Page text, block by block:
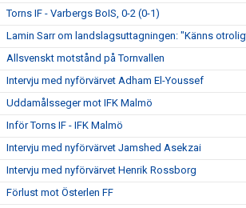
Torns IF - Varbergs BoIS, 0-2 (0-1)
Lamin Sarr om landslagsuttagningen: "Känns
Allsvenskt motstånd på Tornvallen
Intervju med nyförvärvet Adham El-Youssef
Uddamålsseger mot IFK Malmö
Inför Torns IF - IFK Malmö
Intervju med nyförvärvet Jamshed Asekzai
Intervju med nyförvärvet Henrik Rossborg
Förlust mot Österlen FF